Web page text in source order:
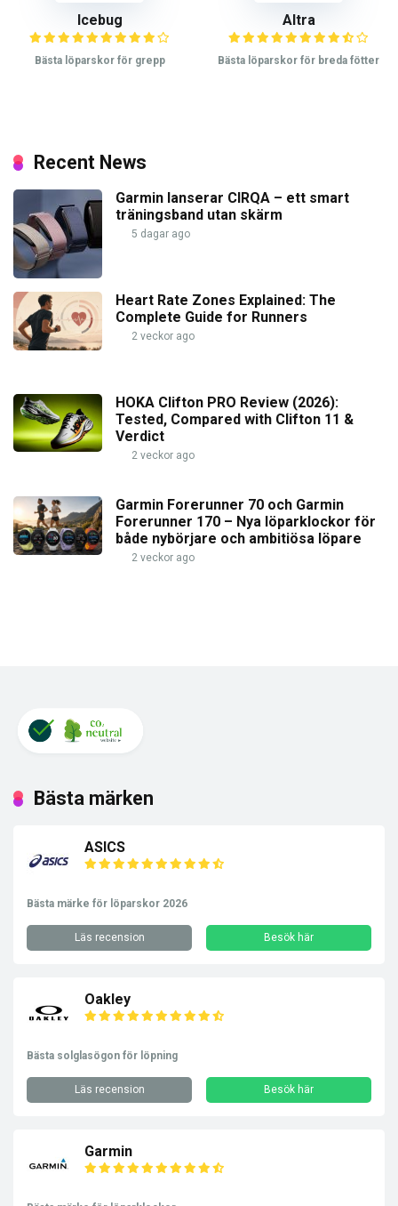
Icebug
Bästa löparskor för grepp
Altra
Bästa löparskor för breda fötter
Recent News
Garmin lanserar CIRQA – ett smart
träningsband utan skärm
5 dagar ago
Heart Rate Zones Explained: The
Complete Guide for Runners
2 veckor ago
HOKA Clifton PRO Review (2026):
Tested, Compared with Clifton 11 &
Verdict
2 veckor ago
Garmin Forerunner 70 och Garmin
Forerunner 170 – Nya löparklockor för
både nybörjare och ambitiösa löpare
2 veckor ago
Bästa märken
ASICS
Bästa märke för löparskor 2026
Läs recension Besök här
Oakley
Bästa solglasögon för löpning
Läs recension Besök här
Garmin